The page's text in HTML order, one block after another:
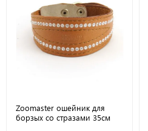
Zoomaster ошейник для
борзых со стразами 35см